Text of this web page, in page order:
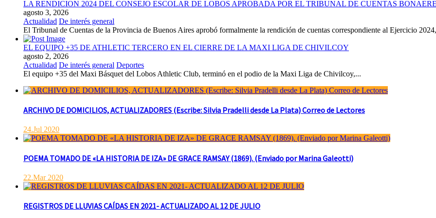
LA RENDICION 2024 DEL CONSEJO ESCOLAR DE LOBOS APROBADA POR EL TRIBUNAL DE CUENTAS
agosto 3, 2026
Actualidad De interés general
El Tribunal de Cuentas de la Provincia de Buenos Aires aprobó formalmente la rendición de cuentas correspondiente al Ejercicio
EL EQUIPO +35 DE ATHLETIC TERCERO EN EL CIERRE DE LA MAXI LIGA DE CHIVILCOY
agosto 2, 2026
Actualidad De interés general Deportes
El equipo +35 del Maxi Básquet del Lobos Athletic Club, terminó en el podio de la Maxi Liga de Chivilcoy,...
ARCHIVO DE DOMICILIOS, ACTUALIZADORES (Escribe: Silvia Pradelli desde La Plata) Correo de Lectores
24.Jul 2020
POEMA TOMADO DE «LA HISTORIA DE IZA» DE GRACE RAMSAY (1869). (Enviado por Marina Galeotti)
22.Mar 2020
REGISTROS DE LLUVIAS CAÍDAS EN 2021- ACTUALIZADO AL 12 DE JULIO